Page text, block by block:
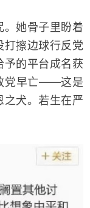
她骨子里盼着
打擦边球行反党
予的平台成名获
党早亡——这是
之犬。若生在严